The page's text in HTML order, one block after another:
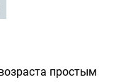
простым